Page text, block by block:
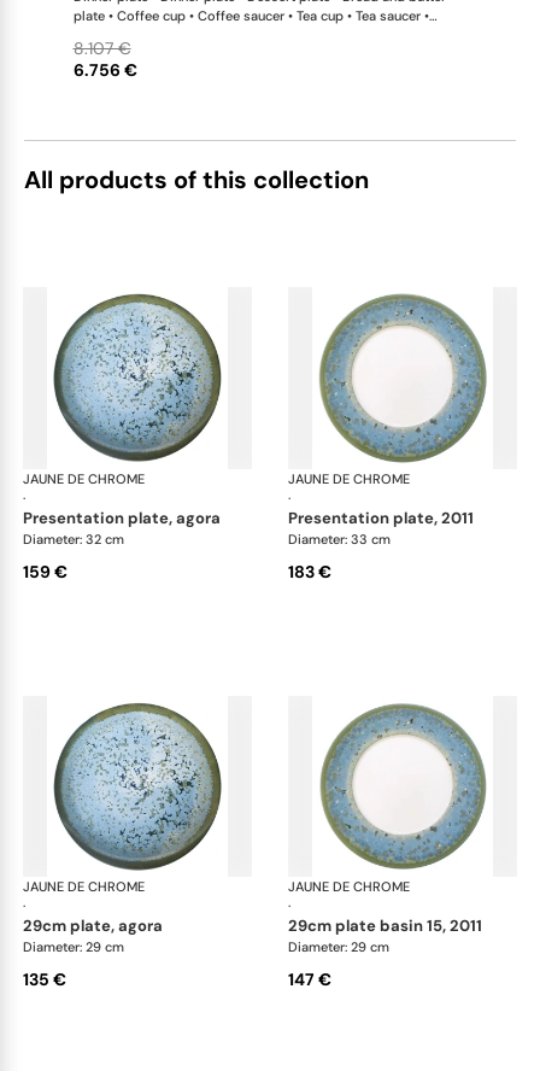
plate • Coffee cup • Coffee saucer • Tea cup • Tea saucer •
Flat dish • Salad serving bowl • Salad serving bowl • 2-tier cake
stand x 1 This list is completely flexible. We can update the
6.756 €
8.107 €
All products of this collection
JAUNE DE CHROME
·
Nymphéa
presentation plate, agora
Diameter: 32 cm
159 €
JAUNE DE CHROME
·
presentation plate, 2011
Diameter: 33 cm
183 €
JAUNE DE CHROME
·
Nymphéa
29cm plate, agora
Diameter: 29 cm
135 €
JAUNE DE CHROME
·
29cm plate basin 15, 2011
Diameter: 29 cm
147 €